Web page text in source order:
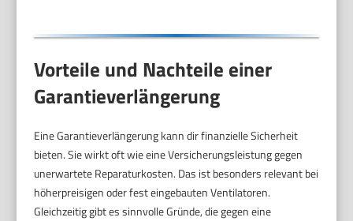
Vorteile und Nachteile einer
Garantieverlängerung
Eine Garantieverlängerung kann dir finanzielle Sicherheit
bieten. Sie wirkt oft wie eine Versicherungsleistung gegen
unerwartete Reparaturkosten. Das ist besonders relevant bei
höherpreisigen oder fest eingebauten Ventilatoren.
Gleichzeitig gibt es sinnvolle Gründe, die gegen eine